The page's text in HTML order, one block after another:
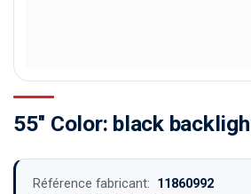
55'' Color: black
Référence fabricant: 11860992